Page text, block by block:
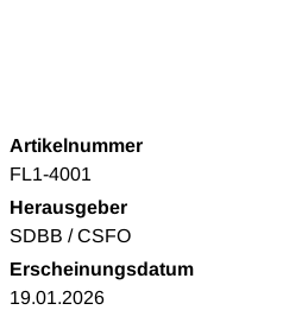
Artikelnummer
FL1-4001
Herausgeber
SDBB / CSFO
Erscheinungsdatum
19.01.2026